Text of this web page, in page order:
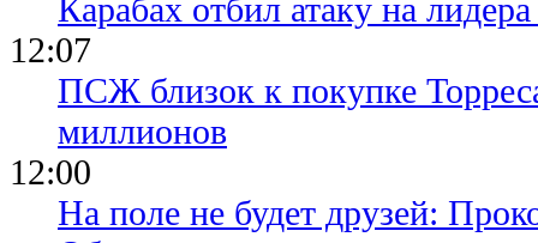
Карабах отбил атаку на
12:07
ПСЖ близок к покупке
миллионов
12:00
На поле не будет друзей: